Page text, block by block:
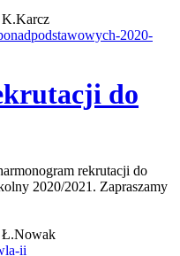
K.Karcz
do
rekrutacji do
2020/2021. Zapraszamy
Ł.Nowak